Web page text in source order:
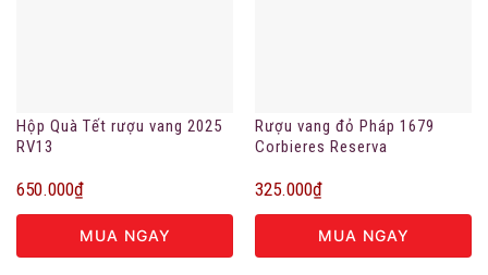
Hộp Quà Tết rượu vang 2025
RV13
650.000₫
MUA NGAY
Rượu vang đỏ Pháp 1679
Corbieres Reserva
325.000₫
MUA NGAY